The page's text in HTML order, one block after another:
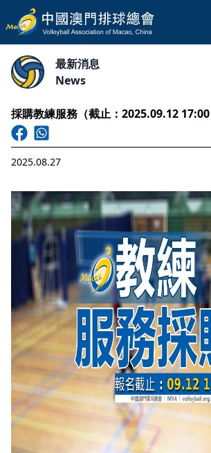
最新消息
News
採購教練服務（截止：2025.09.12 17:00
2025.08.27